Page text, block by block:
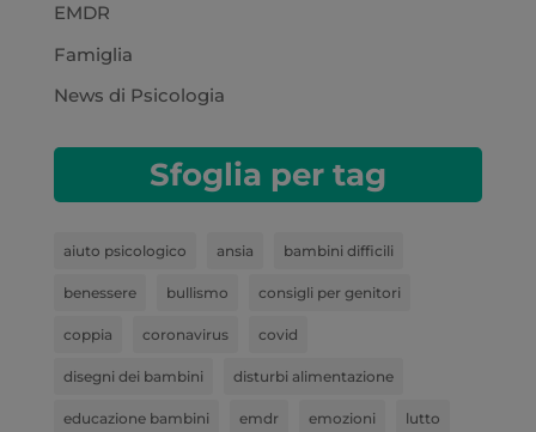
EMDR
Famiglia
News di Psicologia
Sfoglia per tag
aiuto psicologico ansia bambini difficili
benessere bullismo consigli per genitori
coppia coronavirus covid
disegni dei bambini disturbi alimentazione
educazione bambini emdr emozioni lutto